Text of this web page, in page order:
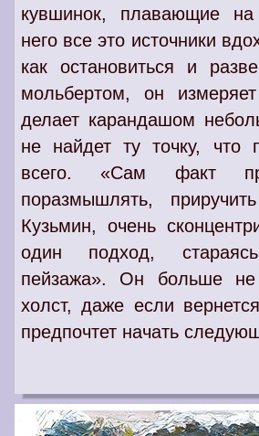
кувшинок, плавающие
него все это источники
как остановиться и
мольбертом, он
делает карандашом
не найдет ту точку, что
всего. «Сам факт
поразмышлять,
Кузьмин, очень
один подход,
пейзажа». Он больше не
холст, даже если
предпочтет начать